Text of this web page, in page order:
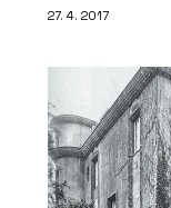
in
27. 4. 2017